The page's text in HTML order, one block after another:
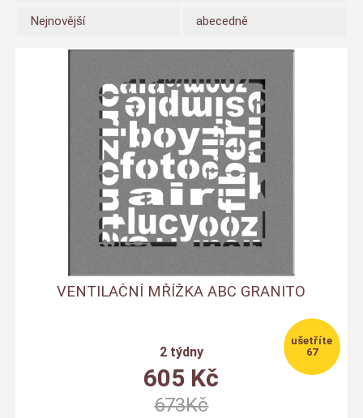
Nejnovější abecedně
VENTILAČNÍ MŘÍŽKA ABC GRANITO
2 týdny
605 Kč
67
673Kč